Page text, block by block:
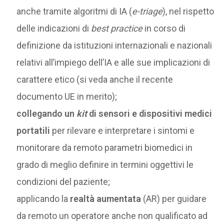
anche tramite algoritmi di IA (e-triage), nel rispetto
delle indicazioni di best practicein corso di
definizione da istituzioni internazionali e nazionali
relativi all’impiego dell’IA e alle sue implicazioni di
carattere etico (si veda anche il recente
documento UE in merito);
collegando un kitdi sensori e dispositivi medici
portatili per rilevare e interpretare i sintomi e
monitorare da remoto parametri biomedici in
grado di meglio definire in termini oggettivi le
condizioni del paziente;
applicando la realtà aumentata (AR) per guidare
da remoto un operatore anche non qualificato ad